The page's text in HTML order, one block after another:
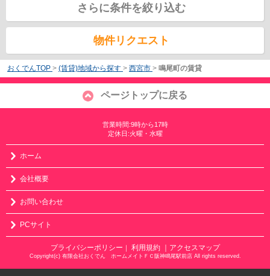
さらに条件を絞り込む
物件リクエスト
おくでんTOP > (賃貸)地域から探す > 西宮市 > 鳴尾町の賃貸
ページトップに戻る
営業時間:9時から17時
定休日:火曜・水曜
ホーム
会社概要
お問い合わせ
PCサイト
プライバシーポリシー ｜ 利用規約 ｜アクセスマップ
Copyright(c) 有限会社おくでん ホームメイトＦＣ阪神鳴尾駅前店 All rights reserved.